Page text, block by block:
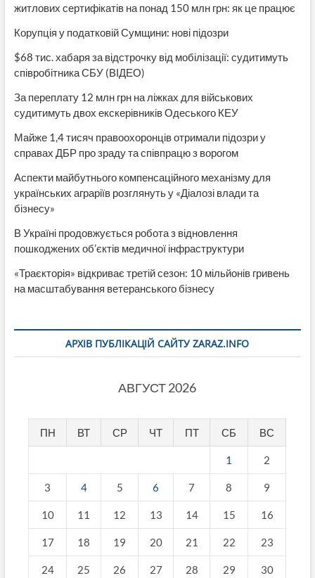
житлових сертифікатів на понад 150 млн грн: як це працює
Корупція у податковій Сумщини: нові підозри
$68 тис. хабаря за відстрочку від мобілізації: судитимуть
співробітника СБУ (ВІДЕО)
За переплату 12 млн грн на ліжках для військових
судитимуть двох екскерівників Одеського КЕУ
Майже 1,4 тисяч правоохоронців отримали підозри у
справах ДБР про зраду та співпрацю з ворогом
Аспекти майбутнього компенсаційного механізму для
українських аграріїв розглянуть у «Діалозі влади та
бізнесу»
В Україні продовжується робота з відновлення
пошкоджених об’єктів медичної інфраструктури
«Траєкторія» відкриває третій сезон: 10 мільйонів гривень
на масштабування ветеранського бізнесу
АРХІВ ПУБЛІКАЦІЙ САЙТУ ZARAZ.INFO
АВГУСТ 2026
ПН ВТ СР ЧТ ПТ СБ ВС
1 2
3 4 5 6 7 8 9
10 11 12 13 14 15 16
17 18 19 20 21 22 23
24 25 26 27 28 29 30